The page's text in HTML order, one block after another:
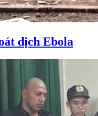
dịch Ebola